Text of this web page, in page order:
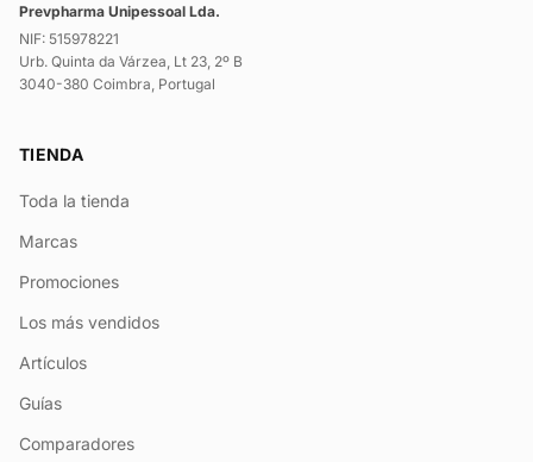
Prevpharma Unipessoal Lda.
NIF: 515978221
Urb. Quinta da Várzea, Lt 23, 2º B
3040-380 Coimbra, Portugal
TIENDA
Toda la tienda
Marcas
Promociones
Los más vendidos
Artículos
Guías
Comparadores